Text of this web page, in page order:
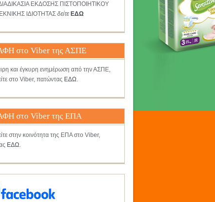
ΕΚΔΟΣΗΣ ΠΙΣΤΟΠΟΙΗΤΙΚΟΥ
ΙΔΙΟΤΗΤΑΣ δείτε ΕΔΩ
στο Viber της ΑΣΠΕ
και έγκυρη ενημέρωση από την ΑΣΠΕ,
στο Viber, πατώντας ΕΔΩ.
στο Viber της ΕΠΑ
στην κοινότητα της ΕΠΑ στο Viber,
ΕΔΩ.